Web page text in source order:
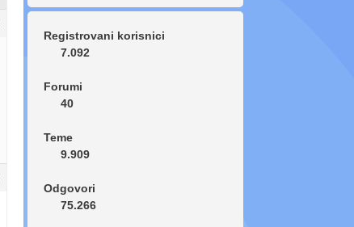
Registrovani korisnici
7.092
Forumi
40
Teme
9.909
Odgovori
75.266